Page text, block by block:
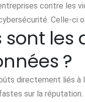
contre les
Celle-ci
sont les
?
directement liés
sur la